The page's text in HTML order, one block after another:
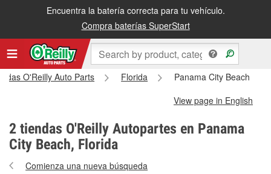
Encuentra la batería correcta para tu vehículo.
Compra baterías SuperStart
O'Reilly Auto Parts Florida
Panama City Beach
View page in English
2 tiendas O'Reilly Autopartes en Panama
City Beach, Florida
Comienza una nueva búsqueda